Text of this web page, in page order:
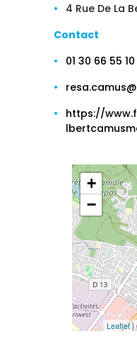
4 Rue De La
Contact
01 30 66 55 10
https://
+
−
Leaflet|